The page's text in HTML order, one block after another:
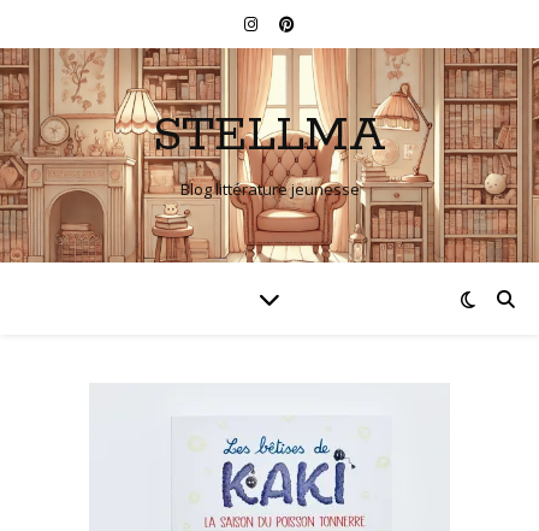
STELLMA
Blog littérature jeunesse